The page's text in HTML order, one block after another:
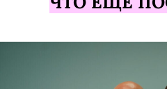
Фильм «Последний